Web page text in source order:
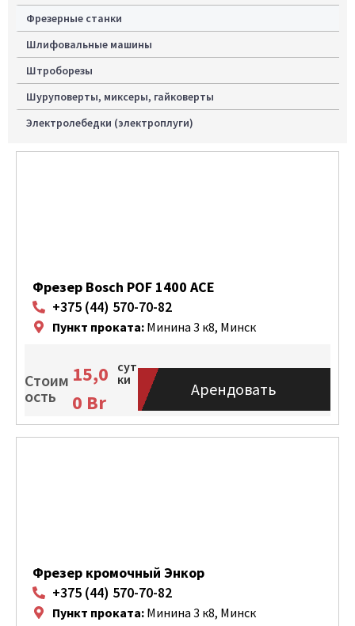
Фрезерные станки
Шлифовальные машины
Штроборезы
Шуруповерты, миксеры, гайковерты
Электролебедки (электроплуги)
Фрезер Bosch POF 1400 ACE
+375 (44) 570-70-82
Пункт проката: Минина 3 к8, Минск
Стоим
ость
15,0
0 Br
сут
ки
Арендовать
Фрезер кромочный Энкор
+375 (44) 570-70-82
Пункт проката: Минина 3 к8, Минск